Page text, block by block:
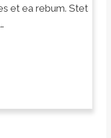
et ea rebum. Stet